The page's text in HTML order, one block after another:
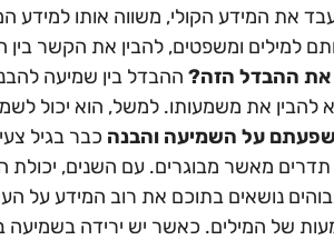
את המידע הקולי, משווה אותו למידע
למילים ומשפטים, להבין את הקשר
את ההבדל הזה? ההבדל בין שמיעה
להבין את משמעותו. למשל, הוא יכול
על השמיעה והבנה כבר בגיל
תדרים מאשר מבוגרים. עם השנים,
נושאים בתוכם את רוב המידע על
של המילים. כאשר יש ירידה בשמיעה